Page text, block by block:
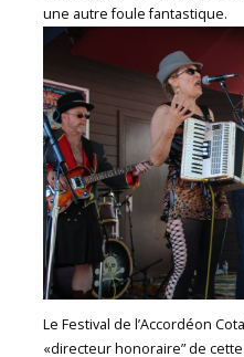
une autre foule fantastique.
Le Festival de l’Accordéon
«directeur honoraire” de